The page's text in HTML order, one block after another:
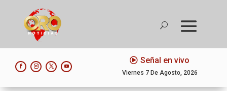
Señal en vivo
Viernes 7 De Agosto, 2026